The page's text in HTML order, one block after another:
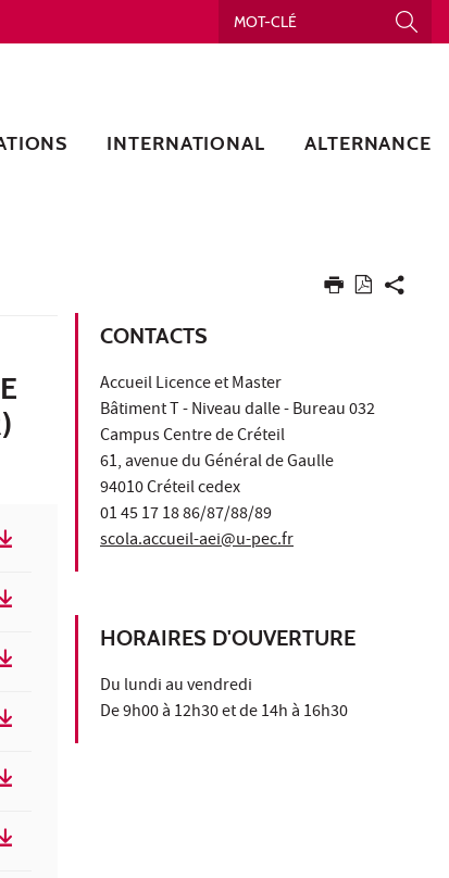
INTERNATIONAL ALTERNANCE
CONTACTS
Accueil Licence et Master
Bâtiment T - Niveau dalle - Bureau 032
Campus Centre de Créteil
61, avenue du Général de Gaulle
94010 Créteil cedex
01 45 17 18 86/87/88/89
scola.accueil-aei@u-pec.fr
HORAIRES D'OUVERTURE
Du lundi au vendredi
De 9h00 à 12h30 et de 14h à 16h30